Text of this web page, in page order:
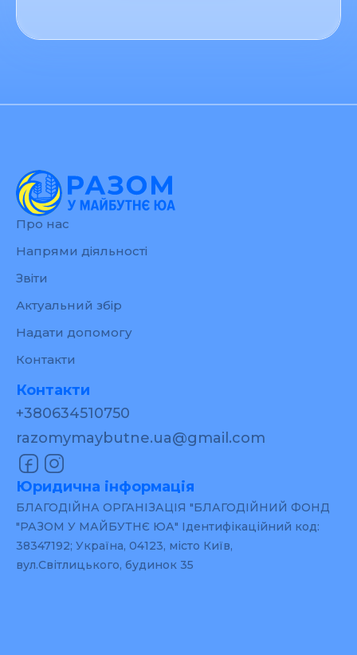
Про нас
Напрями діяльності
Звіти
Актуальний збір
Надати допомогу
Контакти
Контакти
+380634510750
razomymaybutne.ua@gmail.com
Юридична інформація
БЛАГОДІЙНА ОРГАНІЗАЦІЯ "БЛАГОДІЙНИЙ ФОНД
"РАЗОМ У МАЙБУТНЄ ЮА" Ідентифікаційний код:
38347192; Україна, 04123, місто Київ,
вул.Світлицького, будинок 35